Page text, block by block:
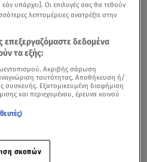
οδηγός αυτοκινήτου στη
υπάρχει]. Οι επιλογές σας θα τεθούν
λεπτομέρειες ανατρέξτε στην
επεξεργαζόμαστε δεδομένα
τα εξής:
Ακριβής σάρωση
ταυτότητας. Αποθήκευση ή/
συσκευής. Εξατομικευμένη διαφήμιση
και περιεχομένου, έρευνα κοινού
σκοπών